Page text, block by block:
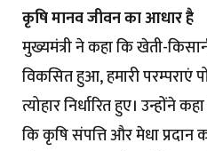
कृषि मानव जीवन का आधार है
मुख्यमंत्री ने कहा कि खेती-
विकसित हुआ, हमारी परम्पराएं
त्योहार निर्धारित हुए। उन्होंने
कि कृषि संपत्ति और मेधा प्रदान